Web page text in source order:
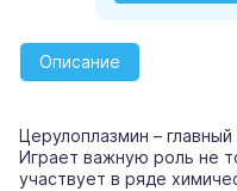
Описание
Церулоплазмин –
Играет важную роль не
участвует в ряде